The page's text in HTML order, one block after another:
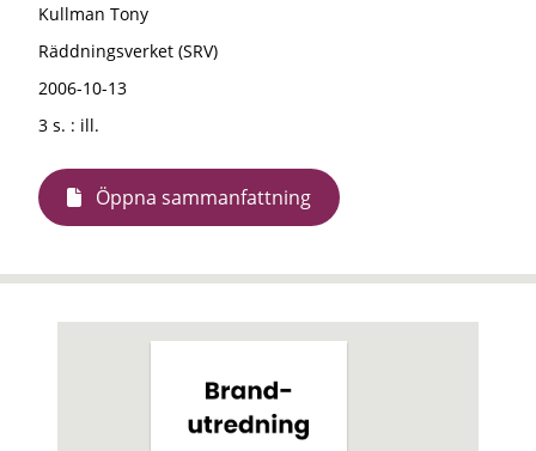
Kullman Tony
Räddningsverket (SRV)
2006-10-13
3 s. : ill.
Öppna sammanfattning